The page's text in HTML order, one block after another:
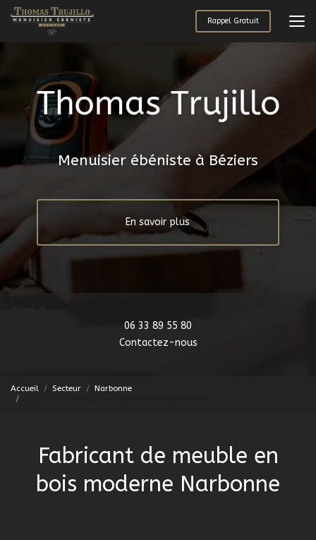
Aller
au
Rappel Gratuit
Menuisier ébéniste à Béziers
En savoir plus
06 33 89 55 80
Contactez-nous
Accueil Secteur
Narbonne
Fabricant de meuble en
bois moderne Narbonne